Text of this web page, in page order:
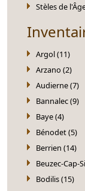
Stèles de
Argol (11)
Arzano (2)
Audierne (7)
Bannalec (9)
Baye (4)
Bénodet (5)
Berrien (14)
Beuzec-Cap-
Bodilis (15)